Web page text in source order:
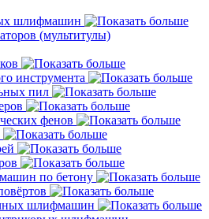
шлифмашин
(мультитулы)
инструмента
пил
фенов
по бетону
шлифмашин